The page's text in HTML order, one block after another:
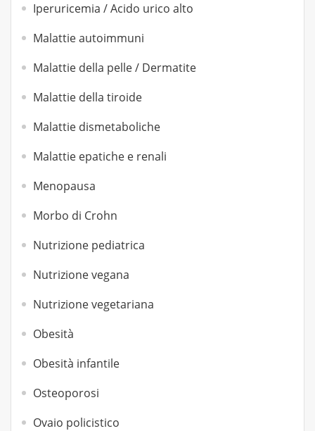
Iperuricemia / Acido urico alto
Malattie autoimmuni
Malattie della pelle / Dermatite
Malattie della tiroide
Malattie dismetaboliche
Malattie epatiche e renali
Menopausa
Morbo di Crohn
Nutrizione pediatrica
Nutrizione vegana
Nutrizione vegetariana
Obesità
Obesità infantile
Osteoporosi
Ovaio policistico